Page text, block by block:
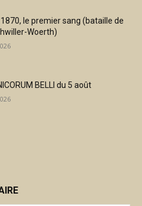
le premier sang (bataille de
Woerth)
BELLI du 5 août